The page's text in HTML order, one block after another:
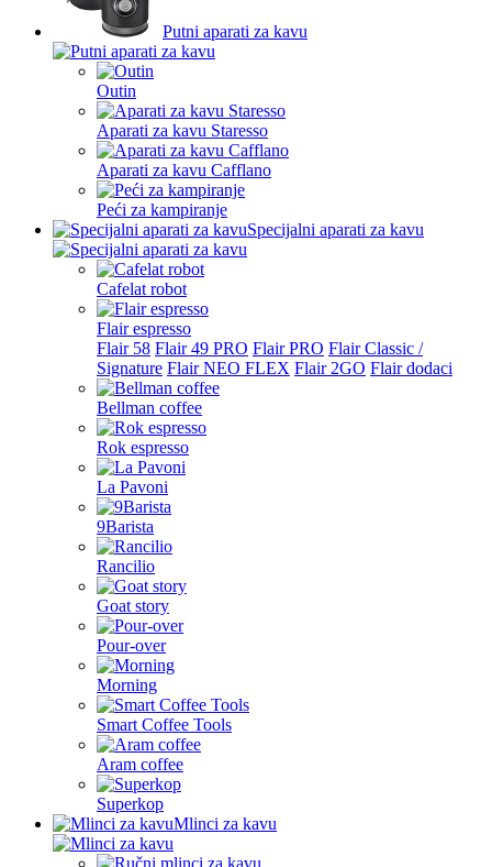
Putni aparati za kavu
Outin
Aparati za kavu Staresso
Aparati za kavu Cafflano
Peći za kampiranje
Specijalni aparati za kavu
Cafelat robot
Flair espresso
Flair 58 Flair 49 PRO Flair PRO Flair Classic /
Signature Flair NEO FLEX Flair 2GO Flair dodaci
Bellman coffee
Rok espresso
La Pavoni
9Barista
Rancilio
Goat story
Pour-over
Morning
Smart Coffee Tools
Aram coffee
Superkop
Mlinci za kavu